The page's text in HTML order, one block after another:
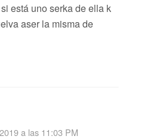
está uno serka de ella k
aser la misma de
a las 11:03 PM